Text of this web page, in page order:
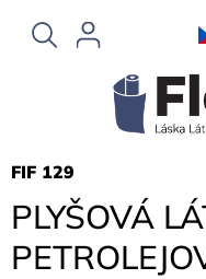
obsah
PLYŠOVÁ
FIF 129